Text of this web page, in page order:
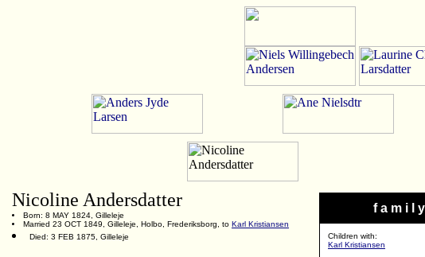
f a m i l y
Children with:
Karl Kristiansen
Nicoline Andersdatter
Born: 8 MAY 1824, Gilleleje
Married 23 OCT 1849, Gilleleje, Holbo, Frederiksborg, to Karl Kristiansen
Died: 3 FEB 1875, Gilleleje